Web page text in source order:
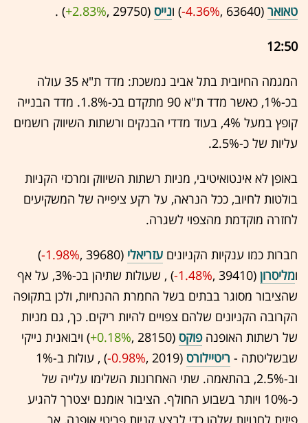
טאואר (63640 ,‎
-4.36%‏) ונייס (29750 ,‎
+2.83%
‏) .
12:50
המגמה החיובית בתל אביב נמשכת: מדד ת"א 35 עולה
בכ-1%, כאשר מדד ת"א 90 מתקדם בכ-1.8%. מדד הבנייה
קופץ במעל 4%, בעוד מדדי הבנקים ורשתות השיווק רושמים
עליות של כ-2.5%.
באופן לא אינטואיטיבי, מניות רשתות השיווק ומרכזי הקניות
בולטות לחיוב, ככל הנראה, על רקע ציפייה של המשקיעים
לחזרה מוקדמת מהצפוי לשגרה.
חברות כמו ענקיות הקניונים עזריאלי (39680 ,‎
-1.98%
‏)
ומליסרון (39410 ,‎
-1.48%
‏) , שעולות שתיהן בכ-3%, על אף
שהציבור מסוגר בבתים בשל החמרת ההנחיות, ולכן בתקופה
הקרובה הקניונים שלהם צפויים להיות ריקים. כך, גם מניות
של רשתות האופנהפוקס (28150 ,‎
+0.18%‏) ויבואנית נייקי
שבשליטתה - ריטיילורס (2019 ,‎
-0.98%
‏) , עולות ב-1%
וב-2.5%, בהתאמה. שתי האחרונות השלימו עלייה של
כ-10% ויותר בשבוע החולף. הציבור אומנם יצטרך להגיע